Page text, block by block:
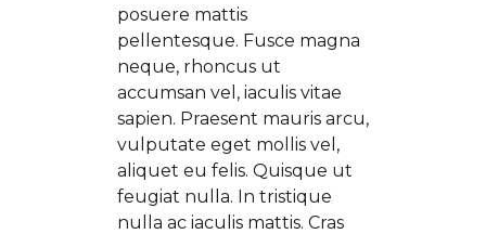
posuere mattis
pellentesque. Fusce magna
neque, rhoncus ut
accumsan vel, iaculis vitae
sapien. Praesent mauris arcu,
vulputate eget mollis vel,
aliquet eu felis. Quisque ut
feugiat nulla. In tristique
nulla ac iaculis mattis. Cras